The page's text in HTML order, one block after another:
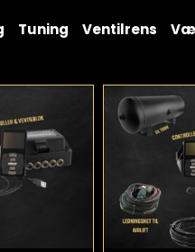
Tuning Ventilrens